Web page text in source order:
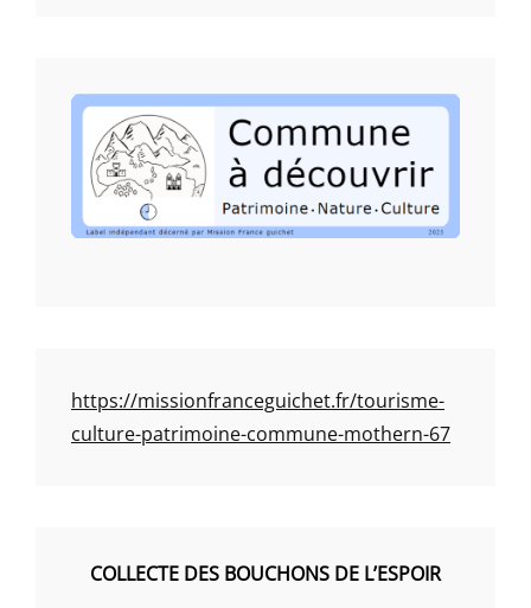
https://missionfranceguichet.fr/tourisme-
culture-patrimoine-commune-mothern-67
COLLECTE DES BOUCHONS DE L’ESPOIR